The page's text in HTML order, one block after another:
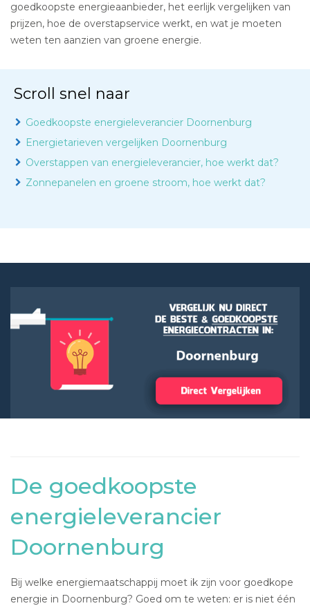
goedkoopste energieaanbieder, het eerlijk vergelijken van
prijzen, hoe de overstapservice werkt, en wat je moeten
weten ten aanzien van groene energie.
Scroll snel naar
Goedkoopste energieleverancier Doornenburg
Energietarieven vergelijken Doornenburg
Overstappen van energieleverancier, hoe werkt dat?
Zonnepanelen en groene stroom, hoe werkt dat?
De goedkoopste
energieleverancier
Doornenburg
Bij welke energiemaatschappij moet ik zijn voor goedkope
energie in Doornenburg? Goed om te weten: er is niet één